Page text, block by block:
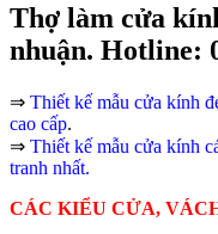
Thợ làm cửa
nhuận. Hotline:
⇒ Thiết kế mẫu cửa kính
cao cấp.
⇒ Thiết kế mẫu cửa kính
tranh nhất.
CÁC KIỂU CỬA,